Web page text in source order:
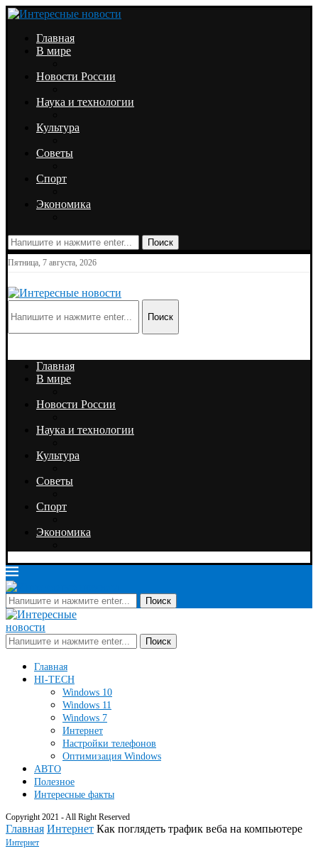
Главная
В мире
Новости России
Наука и технологии
Культура
Советы
Спорт
Экономика
Поиск
Пятница, 7 августа, 2026
Поиск
Главная
В мире
Новости России
Наука и технологии
Культура
Советы
Спорт
Экономика
Поиск
Поиск
Главная
HI-TECH
Windows 10
Windows 11
Windows 7
Интернет
Настройки телефонов
Оптимизация Windows
АВТО
Полезное
Интересные факты
Copyright 2021 - All Right Reserved
Главная Интернет Как поглядеть трафик веба на компьютере
Интернет